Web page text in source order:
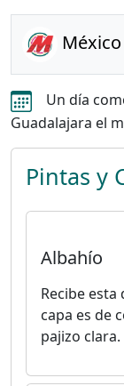
Un día
Guadalajara el
Pintas y
Albahío
Recibe
capa es de
pajizo clara.